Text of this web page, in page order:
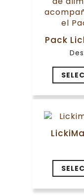
se
elegir
la
página
de
Pack
Este
tiene